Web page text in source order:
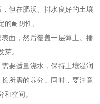
但在肥沃、排水良好的土壤
的耐阴性。
面，然后覆盖一层薄土。播
芽。
要适量浇水，保持土壤湿润
所需的养分。同时，要注意
和空间。